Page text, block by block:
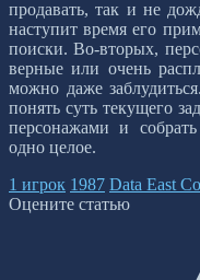
продавать, так и не
наступит время его
поиски. Во-вторых,
верные или очень
можно даже
понять суть текущего
персонажами и
одно целое.
1 игрок 1987 Data East
Оцените статью